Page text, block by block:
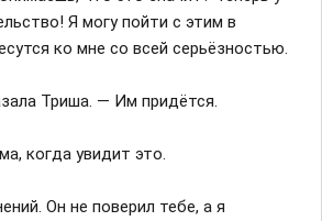
Я могу пойти с этим в
ко мне со всей серьёзностью.
Триша. — Им придётся.
когда увидит это.
Он не поверил тебе, а я